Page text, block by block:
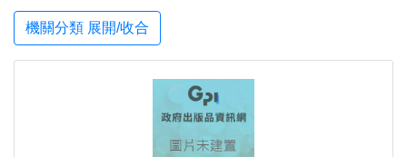
機關分類 展開/收合